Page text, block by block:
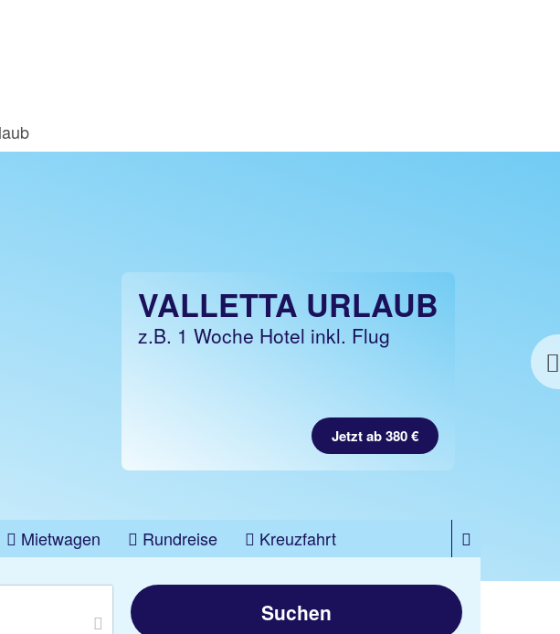
VALLETTA URLAUB
z.B. 1 Woche Hotel inkl. Flug
Jetzt ab 380 €
Mietwagen Rundreise
Kreuzfahrt
Suchen